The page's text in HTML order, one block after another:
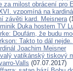
za milost obrácení pro
vzpomíná na
závěti kard. Meisnera
Duka hostem TV
Doufám, že budu
Takto to dál
Joachim Meisner
vatikánský tiskový
Valls (07.07.2017)